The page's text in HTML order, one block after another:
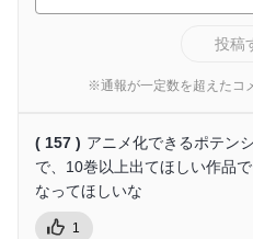
投稿
※通報が一定数を超えたコ
( 157 ) アニメ化できるポテン
で、10巻以上出てほしい作品
なってほしいな
1